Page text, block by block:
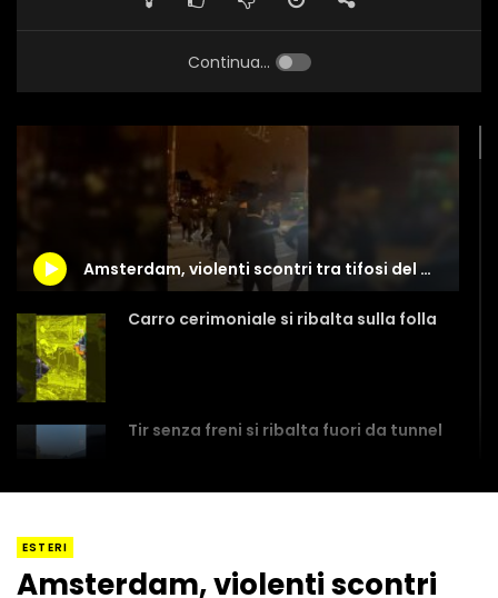
Continua...
Amsterdam, violenti scontri tra tifosi del Maccabi e filo-palestinesi
Carro cerimoniale si ribalta sulla folla
Tir senza freni si ribalta fuori da tunnel
ESTERI
Amsterdam, violenti scontri